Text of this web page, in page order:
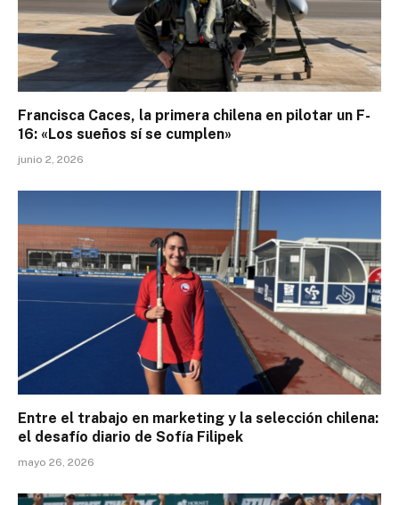
Francisca Caces, la primera chilena en pilotar un F-
16: «Los sueños sí se cumplen»
junio 2, 2026
Entre el trabajo en marketing y la selección chilena:
el desafío diario de Sofía Filipek
mayo 26, 2026